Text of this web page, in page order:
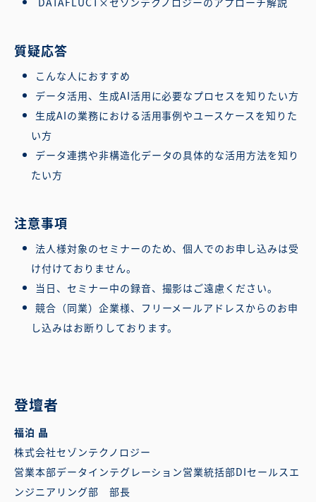
質疑応答
こんな人におすすめ
データ活用、生成AI活用に必要なプロセスを知りたい方
生成AIの業務における活用事例やユースケースを知りた
い方
データ連携や非構造化データの具体的な活用方法を知り
たい方
注意事項
法人様対象のセミナーのため、個人でのお申し込みは受
け付けておりません。
当日、セミナー中の録音、撮影はご遠慮ください。
競合（同業）企業様、フリーメールアドレスからのお申
し込みはお断りしております。
登壇者
福泊 晶
株式会社セゾンテクノロジー
営業本部データインテグレーション営業統括部DIセールスエ
ンジニアリング部 部長